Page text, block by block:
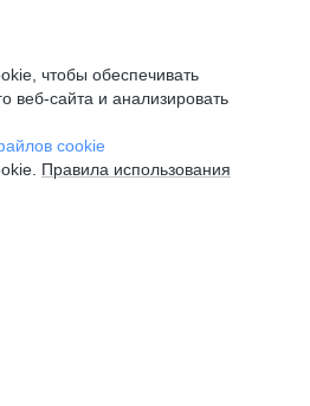
чтобы обеспечивать
веб-сайта и анализировать
cookie
Правила использования